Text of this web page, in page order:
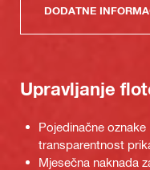
DODATNE
Upravljanje
Pojedinačne
transparentnost
Mjesečna naknada